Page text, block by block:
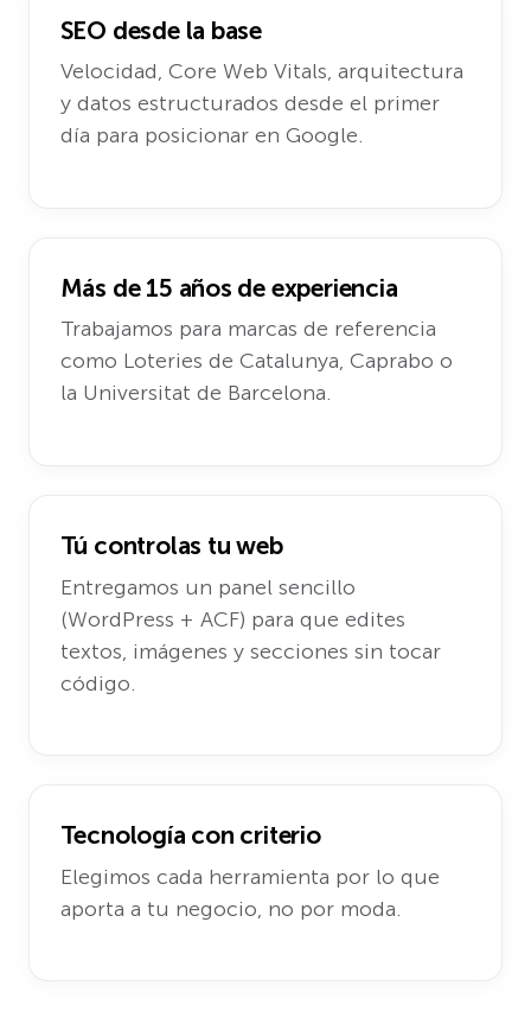
SEO desde la base
Velocidad, Core Web Vitals, arquitectura
y datos estructurados desde el primer
día para posicionar en Google.
Más de 15 años de experiencia
Trabajamos para marcas de referencia
como Loteries de Catalunya, Caprabo o
la Universitat de Barcelona.
Tú controlas tu web
Entregamos un panel sencillo
(WordPress + ACF) para que edites
textos, imágenes y secciones sin tocar
código.
Tecnología con criterio
Elegimos cada herramienta por lo que
aporta a tu negocio, no por moda.